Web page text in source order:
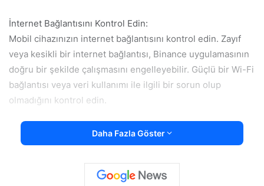
İnternet Bağlantısını Kontrol Edin:
Mobil cihazınızın internet bağlantısını kontrol edin. Zayıf
veya kesikli bir internet bağlantısı, Binance uygulamasının
doğru bir şekilde çalışmasını engelleyebilir. Güçlü bir Wi-Fi
bağlantısı veya veri kullanımı ile ilgili bir sorun olup
olmadığını kontrol edin.
Giriş Bilgilerini Kontrol Edin:
Binance hesabınıza giriş yaparken kullanıcı adı ve şifrenizi
doğru girdiğinizden emin olun. Büyük-küçük harf
duyarlılığına dikkat edin ve gerekiyorsa büyük-küçük harf
Daha Fazla Göster